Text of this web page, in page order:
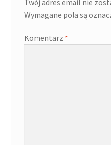
Twój adres email nie
Wymagane pola są
Komentarz *